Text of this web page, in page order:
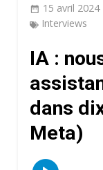
15 avril 2024
Interviews
IA :
dans
Meta)